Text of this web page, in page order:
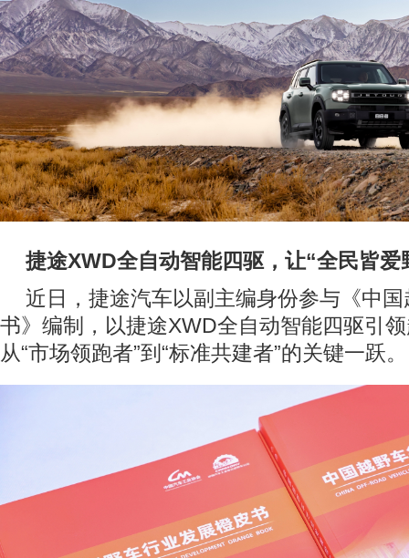
捷途XWD全自动智能四驱 ， 让“全民皆爱
近日，捷途汽车以副主编身份参与《中
书》编制，以捷途XWD全自动智能四驱引
从“市场领跑者”到“标准共建者”的关键一跃。